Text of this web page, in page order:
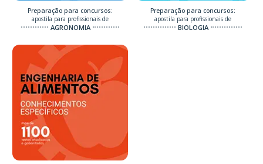
Preparação para concursos:
apostila para profissionais de
AGRONOMIA
Preparação para concursos:
apostila para profissionais de
BIOLOGIA